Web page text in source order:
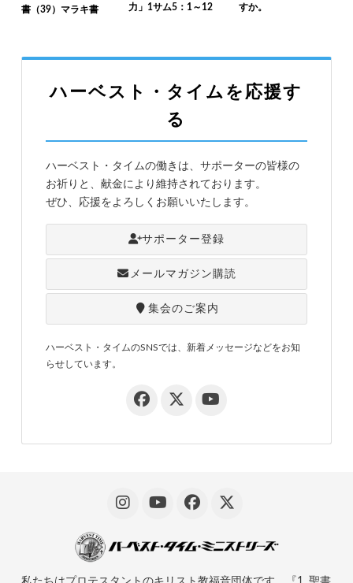
書（39）マラキ書
力」1サム5：1～12
すか。
ハーベスト・タイムを応援す
る
ハーベスト・タイムの働きは、サポーターの皆様の
お祈りと、献金により維持されております。
ぜひ、応援をよろしくお願いいたします。
サポーター登録
メールマガジン購読
集会のご案内
ハーベスト・タイムのSNSでは、新着メッセージなどをお知
らせしています。